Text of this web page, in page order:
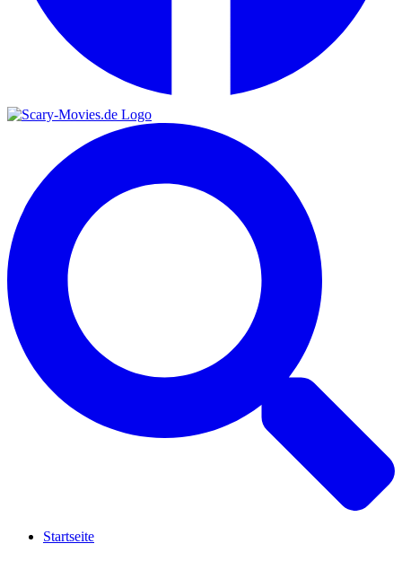
Startseite